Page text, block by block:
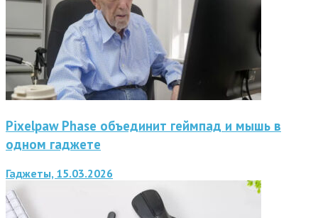
Pixelpaw Phase объединит геймпад и мышь в
одном гаджете
Гаджеты, 15.03.2026